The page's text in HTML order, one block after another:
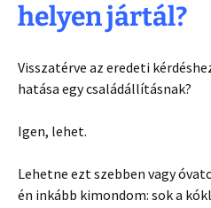
helyen jártál?
Visszatérve az eredeti
hatása egy családállításnak?
Igen, lehet.
Lehetne ezt szebben vagy
én inkább kimondom: sok a